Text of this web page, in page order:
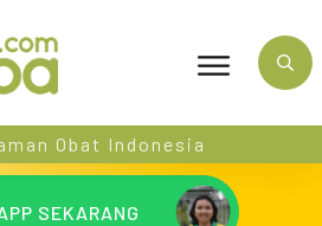
Obat Indonesia
SEKARANG